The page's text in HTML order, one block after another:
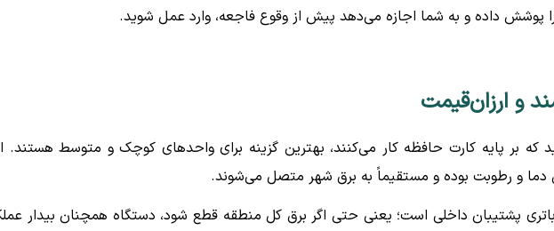
را پوشش داده و به شما اجازه می‌دهد پیش از وقوع فاجعه، وارد عمل شوید.
و ارزان‌قیمت
بر پایه کارت حافظه کار می‌کنند، بهترین گزینه برای واحدهای کوچک و متوسط هستند.
و رطوبت بوده و مستقیماً به برق شهر متصل می‌شوند.
پشتیبان داخلی است؛ یعنی حتی اگر برق کل منطقه قطع شود، دستگاه همچنان بیدار